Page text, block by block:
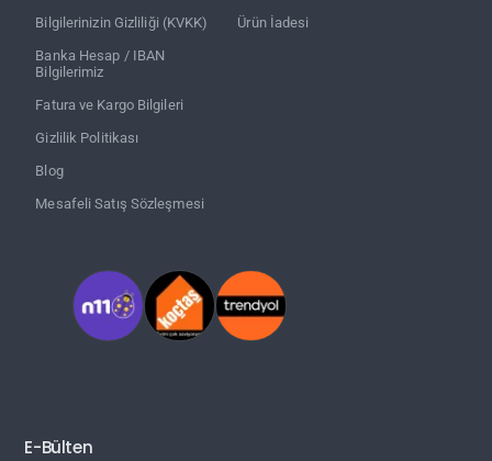
Bilgilerinizin Gizliliği (KVKK)
Banka Hesap / IBAN
Bilgilerimiz
Fatura ve Kargo Bilgileri
Gizlilik Politikası
Blog
Mesafeli Satış Sözleşmesi
Ürün İadesi
E-Bülten